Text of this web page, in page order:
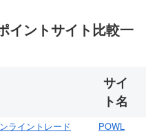
イントサイト比較一
サイ
ト名
ライントレード
POWL